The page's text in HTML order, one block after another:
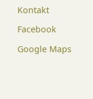
Kontakt
Facebook
Google Maps